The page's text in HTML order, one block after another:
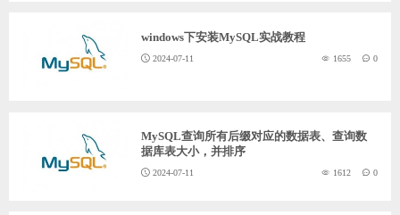
windows下安装MySQL实战教程
2024-07-11 1655 0
MySQL查询所有后缀对应的数据表、查询数
据库表大小，并排序
2024-07-11 1612 0